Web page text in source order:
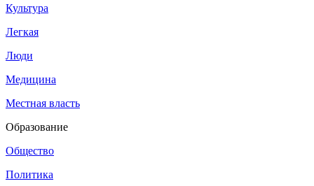
Культура
Легкая
Люди
Медицина
Местная власть
Образование
Общество
Политика